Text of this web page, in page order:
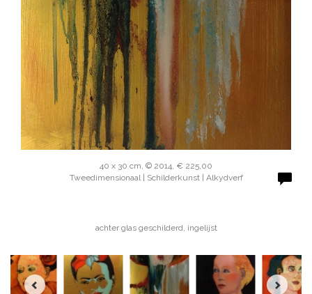
40 x 30 cm, © 2014, € 225,00
Tweedimensionaal | Schilderkunst | Alkydverf
achter glas geschilderd, ingelijst